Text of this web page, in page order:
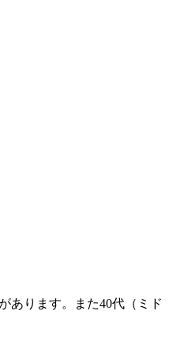
あります。また40代（ミド